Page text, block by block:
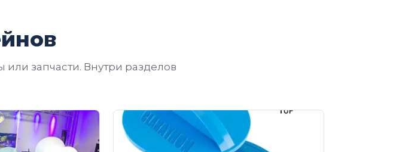
или запчасти. Внутри разделов